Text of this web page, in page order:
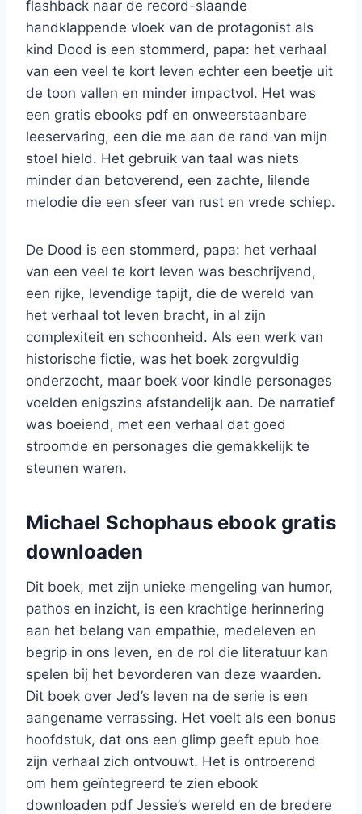
flashback naar de record-slaande
handklappende vloek van de protagonist als
kind Dood is een stommerd, papa: het verhaal
van een veel te kort leven echter een beetje uit
de toon vallen en minder impactvol. Het was
een gratis ebooks pdf en onweerstaanbare
leeservaring, een die me aan de rand van mijn
stoel hield. Het gebruik van taal was niets
minder dan betoverend, een zachte, lilende
melodie die een sfeer van rust en vrede schiep.
De Dood is een stommerd, papa: het verhaal
van een veel te kort leven was beschrijvend,
een rijke, levendige tapijt, die de wereld van
het verhaal tot leven bracht, in al zijn
complexiteit en schoonheid. Als een werk van
historische fictie, was het boek zorgvuldig
onderzocht, maar boek voor kindle personages
voelden enigszins afstandelijk aan. De narratief
was boeiend, met een verhaal dat goed
stroomde en personages die gemakkelijk te
steunen waren.
Michael Schophaus ebook gratis
downloaden
Dit boek, met zijn unieke mengeling van humor,
pathos en inzicht, is een krachtige herinnering
aan het belang van empathie, medeleven en
begrip in ons leven, en de rol die literatuur kan
spelen bij het bevorderen van deze waarden.
Dit boek over Jed’s leven na de serie is een
aangename verrassing. Het voelt als een bonus
hoofdstuk, dat ons een glimp geeft epub hoe
zijn verhaal zich ontvouwt. Het is ontroerend
om hem geïntegreerd te zien ebook
downloaden pdf Jessie’s wereld en de bredere